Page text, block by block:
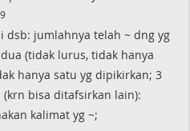
dsb: jumlahnya telah ~ dng yg
(tidak lurus, tidak hanya
hanya satu yg dipikirkan; 3
bisa ditafsirkan lain):
kalimat yg ~;